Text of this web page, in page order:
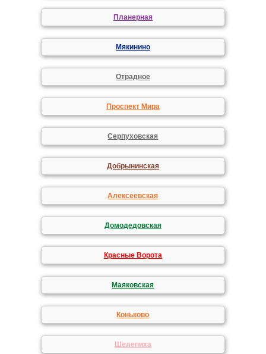
Планерная
Мякинино
Отрадное
Проспект Мира
Серпуховская
Добрынинская
Алексеевская
Домодедовская
Красные Ворота
Маяковская
Коньково
Шелепиха